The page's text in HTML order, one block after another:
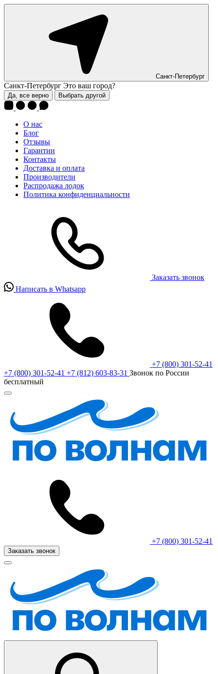
Санкт-Петербург
Санкт-Петербург Это ваш город?
Да, все верно Выбрать другой
О нас
Блог
Отзывы
Гарантии
Контакты
Доставка и оплата
Производители
Распродажа лодок
Политика конфиденциальности
Заказать звонок
Написать в Whatsapp
+7 (800) 301-52-41
+7 (800) 301-52-41 +7 (812) 603-83-31 Звонок по России
бесплатный
+7 (800) 301-52-41
Заказать звонок